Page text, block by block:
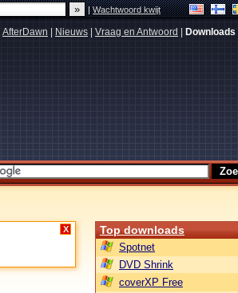
|Wachtwoord kwijt
AfterDawn Nieuws Vraag en Antwoord Downloads
X Top downloads
Spotnet
DVD Shrink
coverXP Free